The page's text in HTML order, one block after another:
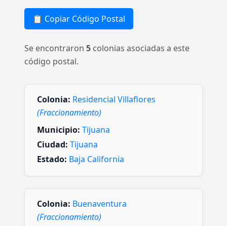
📋 Copiar Código Postal
Se encontraron 5 colonias asociadas a este
código postal.
Colonia: Residencial Villaflores
(Fraccionamiento)
Municipio: Tijuana
Ciudad: Tijuana
Estado: Baja California
Colonia: Buenaventura
(Fraccionamiento)